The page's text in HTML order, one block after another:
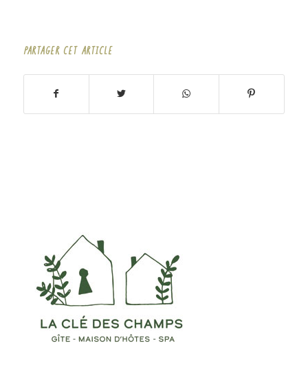
PARTAGER CET ARTICLE